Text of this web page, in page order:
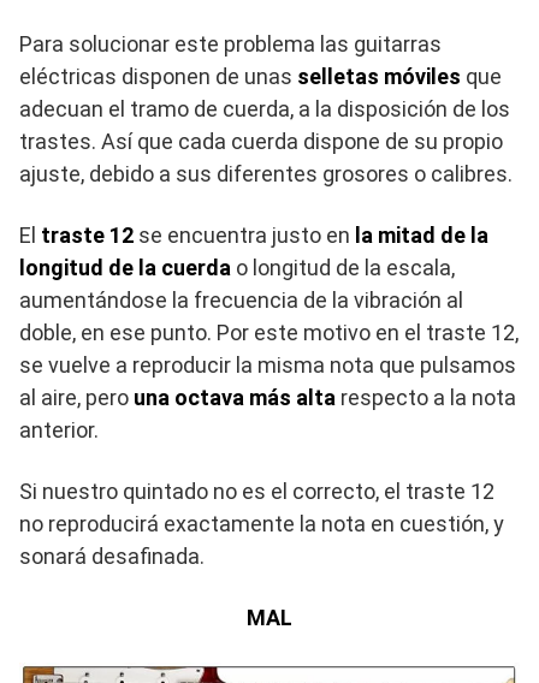
Para solucionar este problema las guitarras
eléctricas disponen de unas selletas móviles que
adecuan el tramo de cuerda, a la disposición de los
trastes. Así que cada cuerda dispone de su propio
ajuste, debido a sus diferentes grosores o calibres.
El traste 12 se encuentra justo en la mitad de la
longitud de la cuerda o longitud de la escala,
aumentándose la frecuencia de la vibración al
doble, en ese punto. Por este motivo en el traste 12,
se vuelve a reproducir la misma nota que pulsamos
al aire, pero una octava más alta respecto a la nota
anterior.
Si nuestro quintado no es el correcto, el traste 12
no reproducirá exactamente la nota en cuestión, y
sonará desafinada.
MAL